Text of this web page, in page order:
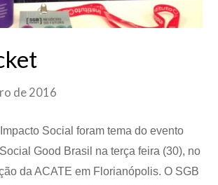
de 2016
Social foram tema do evento
Good Brasil na terça feira (30), no
da ACATE em Florianópolis. O SGB